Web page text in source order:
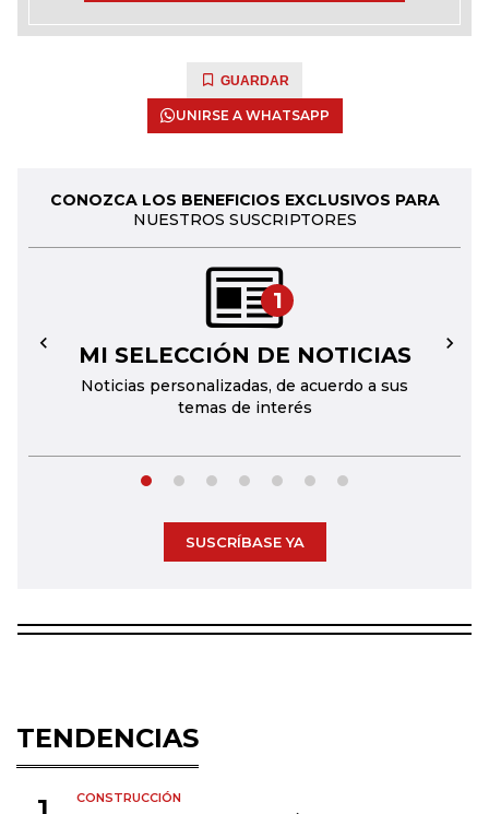
GUARDAR
UNIRSE A WHATSAPP
CONOZCA LOS BENEFICIOS EXCLUSIVOS PARA
NUESTROS SUSCRIPTORES
1
MI SELECCIÓN DE NOTICIAS
Noticias personalizadas, de acuerdo a sus
temas de interés
← →
SUSCRÍBASE YA
TENDENCIAS
CONSTRUCCIÓN